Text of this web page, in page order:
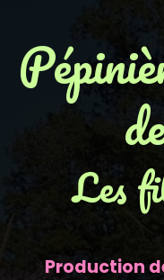
Les
Production